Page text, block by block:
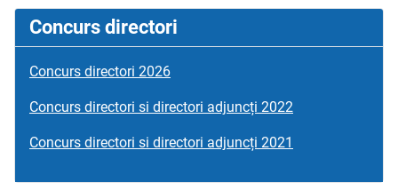
Concurs directori
Concurs directori 2026
Concurs directori si directori adjuncți 2022
Concurs directori si directori adjuncți 2021